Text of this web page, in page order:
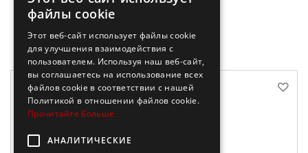
файлы cookie
Этот веб-сайт использует файлы cookie
для улучшения взаимодействия с
пользователем. Используя наш веб-сайт,
вы соглашаетесь на использование всех
файлов cookie в соответствии с нашей
Политикой в ​​отношении файлов cookie.
Прочитайте больше
АНАЛИТИЧЕСКИЕ